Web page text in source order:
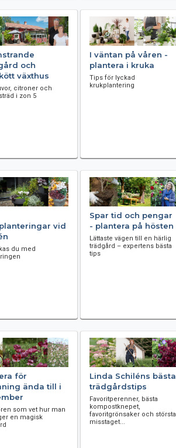
och
växthus
citroner och
i zon 5
I väntan på våren -
plantera i kruka
Tips för lyckad
krukplantering
vid
du med
Spar tid och pengar
- plantera på hösten
Lättaste vägen till en härlig
trädgård – expertens bästa
tips
för
ända till i
som vet hur man
en magisk
Linda Schiléns bästa
trädgårdstips
Favoritperenner, bästa
kompostknepet,
favoritgrönsaker och största
misstaget...